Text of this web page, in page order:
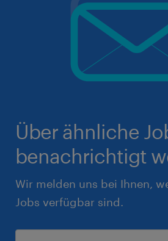
Über ähnliche
benachrichtigt
Wir melden uns bei Ihnen,
Jobs verfügbar sind.